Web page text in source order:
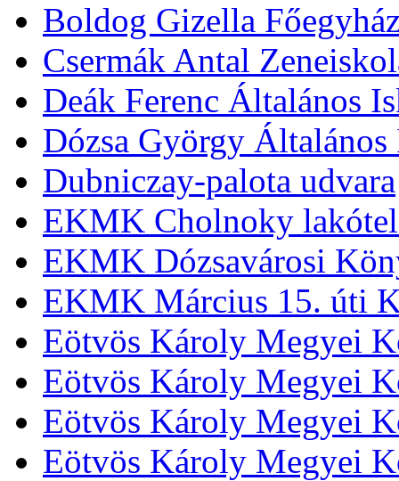
Boldog Gizella
Csermák Antal
Deák Ferenc Általános
Dózsa György Általános
Dubniczay-palota udvara
EKMK Cholnoky
EKMK Dózsavárosi
EKMK Március 15. úti
Eötvös Károly Megyei
Eötvös Károly Megyei
Eötvös Károly Megyei
Eötvös Károly Megyei